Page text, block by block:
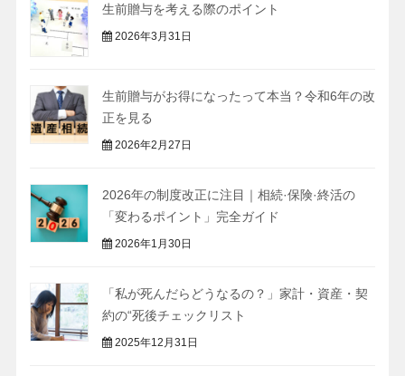
生前贈与を考える際のポイント
2026年3月31日
生前贈与がお得になったって本当？令和6年の改
正を見る
2026年2月27日
2026年の制度改正に注⽬｜相続·保険·終活の
「変わるポイント」完全ガイド
2026年1月30日
「私が死んだらどうなるの？」家計・資産・契
約の“死後チェックリスト
2025年12月31日